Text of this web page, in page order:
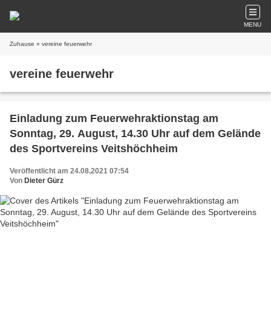
MENU
Zuhause » vereine feuerwehr
vereine feuerwehr
Einladung zum Feuerwehraktionstag am
Sonntag, 29. August, 14.30 Uhr auf dem Gelände
des Sportvereins Veitshöchheim
Veröffentlicht am 24.08.2021 07:54
Von Dieter Gürz